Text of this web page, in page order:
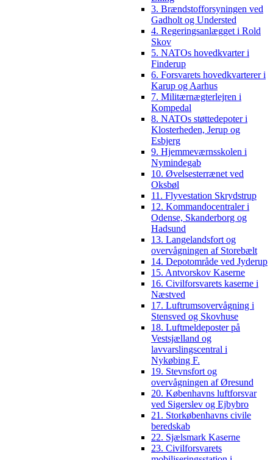
3. Brændstofforsyningen ved
Gadholt og Understed
4. Regeringsanlægget i Rold
Skov
5. NATOs hovedkvarter i
Finderup
6. Forsvarets hovedkvarterer i
Karup og Aarhus
7. Militærnægterlejren i
Kompedal
8. NATOs støttedepoter i
Klosterheden, Jerup og
Esbjerg
9. Hjemmeværnsskolen i
Nymindegab
10. Øvelsesterrænet ved
Oksbøl
11. Flyvestation Skrydstrup
12. Kommandocentraler i
Odense, Skanderborg og
Hadsund
13. Langelandsfort og
overvågningen af Storebælt
14. Depotområde ved Jyderup
15. Antvorskov Kaserne
16. Civilforsvarets kaserne i
Næstved
17. Luftrumsovervågning i
Stensved og Skovhuse
18. Luftmeldeposter på
Vestsjælland og
lavvarslingscentral i
Nykøbing F.
19. Stevnsfort og
overvågningen af Øresund
20. Københavns luftforsvar
ved Sigerslev og Ejbybro
21. Storkøbenhavns civile
beredskab
22. Sjælsmark Kaserne
23. Civilforsvarets